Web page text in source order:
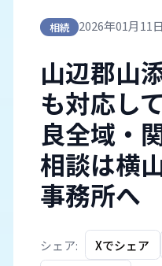
相続 2026年01月11日
山辺郡山
も対応し
良全域・
相談は横
事務所へ
シェア: Xでシェア